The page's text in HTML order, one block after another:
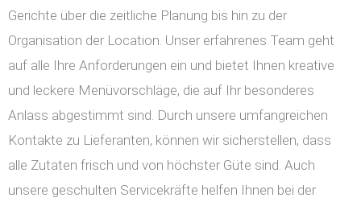
Gerichte über die zeitliche Planung bis hin zu der
Organisation der Location. Unser erfahrenes Team geht
auf alle Ihre Anforderungen ein und bietet Ihnen kreative
und leckere Menüvorschläge, die auf Ihr besonderes
Anlass abgestimmt sind. Durch unsere umfangreichen
Kontakte zu Lieferanten, können wir sicherstellen, dass
alle Zutaten frisch und von höchster Güte sind. Auch
unsere geschulten Servicekräfte helfen Ihnen bei der